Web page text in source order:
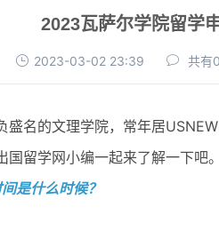
2023瓦萨尔学院留学
2023-03-02 23:39 共有
名的文理学院，常年居
留学网小编一起来了解一下吧。
是什么时候？